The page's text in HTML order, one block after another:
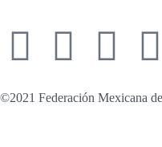
©2021 Federación Mexicana